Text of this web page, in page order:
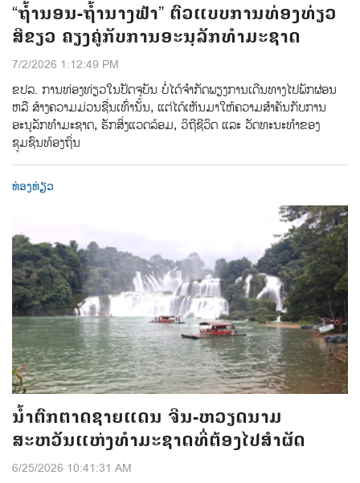
“ຖໍ້ານອນ-ຖໍ້ານາງຟ້າ” ຕົວແບບການທ່ອງທ່ຽວ
ສີຂຽວ ຄຽງຄູ່ກັບການອະນຸລັກທຳມະຊາດ
7/2/2026 1:12:49 PM
ຂປລ. ການທ່ອງທ່ຽວໃນປັດຈຸບັນ ບໍ່ໄດ້ຈຳກັດພຽງການເດີນທາງໄປພັກຜ່ອນ
ຫລື ສ້າງຄວາມມ່ວນຊື່ນເທົ່ານັ້ນ, ແຕ່ໄດ້ເຫັນມາໃຫ້ຄວາມສຳຄັນກັບການ
ອະນຸລັກທຳມະຊາດ, ຮັກສິ່ງແວດລ້ອມ, ວິຖີຊີວິດ ແລະ ວັດທະນະທຳຂອງ
ຊຸມຊົນທ້ອງຖິ່ນ
ທ່ອງທ່ຽວ
ນໍ້າຕົກຕາດຊາຍແດນ ຈີນ-ຫວຽດນາມ
ສະຫວັນແຫ່ງທໍາມະຊາດທີ່ຕ້ອງໄປສຳຜັດ
6/25/2026 10:41:31 AM